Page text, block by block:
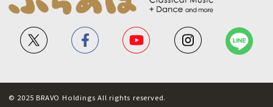
© 2025 BRAVO Holdings All rights reserved.